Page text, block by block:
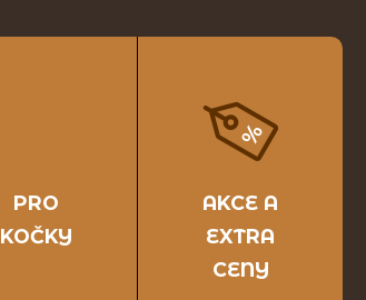
PRO
KOČKY
AKCE A
EXTRA
CENY